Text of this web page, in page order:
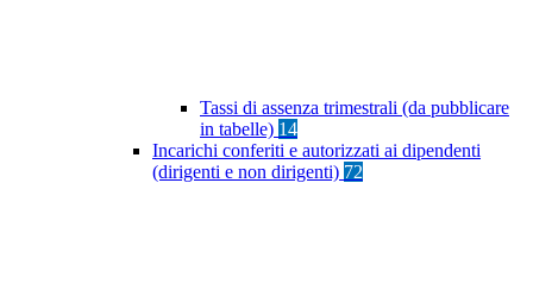
Tassi di assenza trimestrali (da pubblicare
in tabelle) 14
Incarichi conferiti e autorizzati ai dipendenti
(dirigenti e non dirigenti) 72